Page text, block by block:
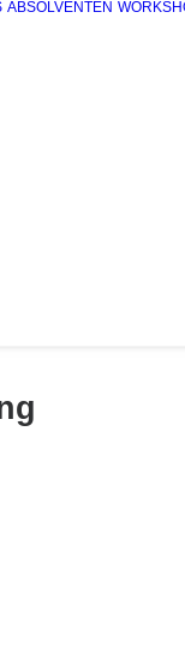
ABSOLVENTEN